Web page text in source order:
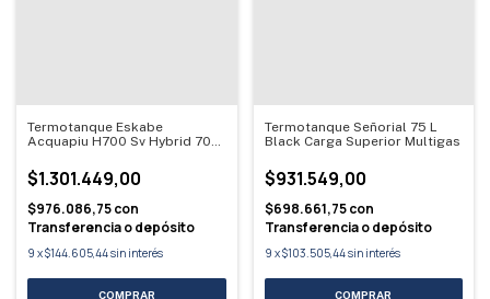
Termotanque Eskabe
Acquapiu H700 Sv Hybrid 700l
$1.301.449,00
$976.086,75con
Transferencia o depósito
9 x$144.605,44sin interés
Termotanque Señorial 75 L
Black Carga Superior Multigas
$931.549,00
$698.661,75con
Transferencia o depósito
9 x$103.505,44sin interés